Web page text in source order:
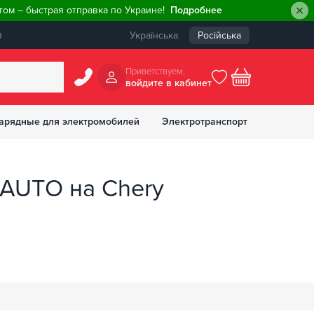
– быстрая отправка по Украине! Подробнее
Українська Російська
Приветствуем,
войдите в кабинет
для электромобилей Электротранспорт
на Chery